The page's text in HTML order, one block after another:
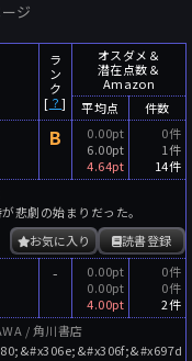
件
人
年
年
月
絞り込みリセット
ジ
ラ
ン
ク
[ ？]
オスダメ＆
潜在点数＆
Amazon
平均点
件数
B
0.00pt
6.00pt
4.64pt
0件
1件
14件
悲劇の始まりだった。
読書登録
お気に入り
-
0.00pt
0.00pt
4.00pt
0件
0件
2件
/ 角川書店